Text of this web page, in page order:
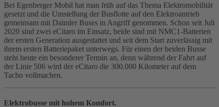
Bei Egenberger Mobil hat man früh auf das Thema Elektromobilität
gesetzt und die Umstellung der Busflotte auf den Elektroantrieb
gemeinsam mit Daimler Buses in Angriff genommen. Schon seit Juli
2020 sind zwei eCitaro im Einsatz, beide sind mit NMC1‑Batterien
der ersten Generation ausgestattet und seit dem Start zuverlässig mit
ihrem ersten Batteriepaket unterwegs. Für einen der beiden Busse
steht heute ein besonderer Termin an, denn während der Fahrt auf
der Linie 506 wird der eCitaro die 300.000 Kilometer auf dem
Tacho vollmachen.
Elektrobusse mit hohem Komfort.